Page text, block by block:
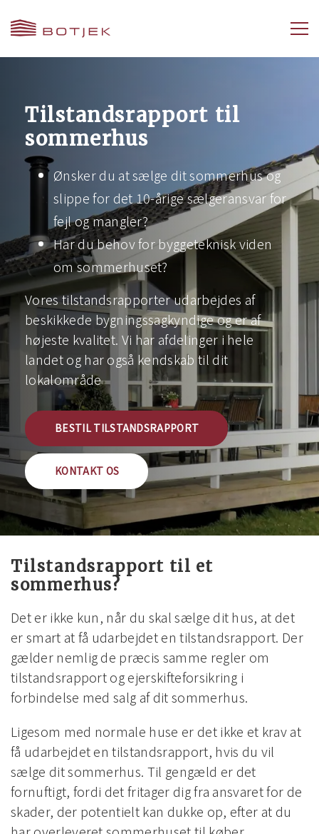
Tilstandsrapport til
sommerhus
Ønsker du at sælge dit sommerhus og
slippe for det 10-årige sælgeransvar for
fejl og mangler?
Har du behov for byggeteknisk viden
om sommerhuset?
Vores tilstandsrapporter udarbejdes af
beskikkede bygningssagkyndige og er af
højeste kvalitet. Vi har afdelinger i hele
landet og har også kendskab til dit
lokalområde
BESTIL TILSTANDSRAPPORT
KONTAKT OS
Tilstandsrapport til et
sommerhus?
Det er ikke kun, når du skal sælge dit hus, at det
er smart at få udarbejdet en tilstandsrapport. Der
gælder nemlig de præcis samme regler om
tilstandsrapport og ejerskifteforsikring i
forbindelse med salg af dit sommerhus.
Ligesom med normale huse er det ikke et krav at
få udarbejdet en tilstandsrapport, hvis du vil
sælge dit sommerhus. Til gengæld er det
fornuftigt, fordi det fritager dig fra ansvaret for de
skader, der potentielt kan dukke op, efter at du